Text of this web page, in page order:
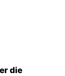
die